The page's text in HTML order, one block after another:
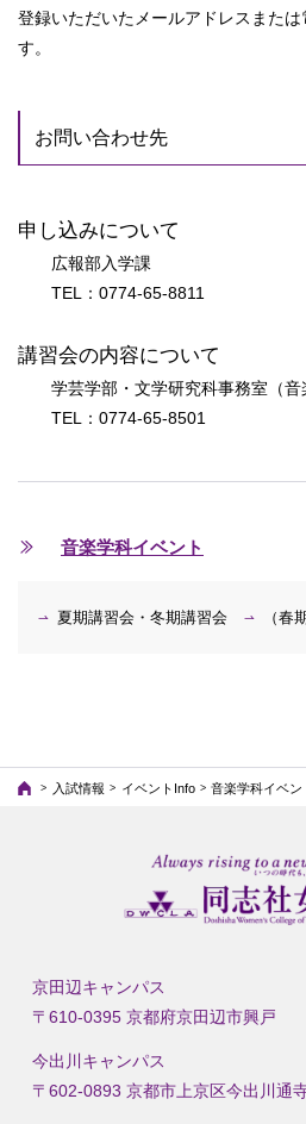
登録いただいたメールアドレスまた
す。
お問い合わせ先
申し込みについて
広報部入学課
TEL：0774-65-8811
講習会の内容について
学芸学部・文学研究科事務室（音
TEL：0774-65-8501
音楽学科イベント
夏期講習会・冬期講習会 （春
入試情報 イベントInfo 音楽学科イベン
京田辺キャンパス
〒610-0395 京都府京田辺市興戸
今出川キャンパス
〒602-0893 京都市上京区今出川通